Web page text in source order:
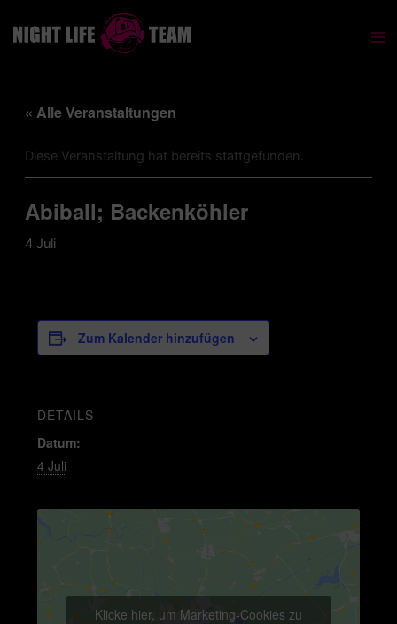
Inhalt
« Alle Veranstaltungen
Diese Veranstaltung hat bereits stattgefunden.
Abiball; Backenköhler
4 Juli
Zum Kalender hinzufügen
DETAILS
Datum:
4 Juli
Klicke hier, um Marketing-Cookies zu